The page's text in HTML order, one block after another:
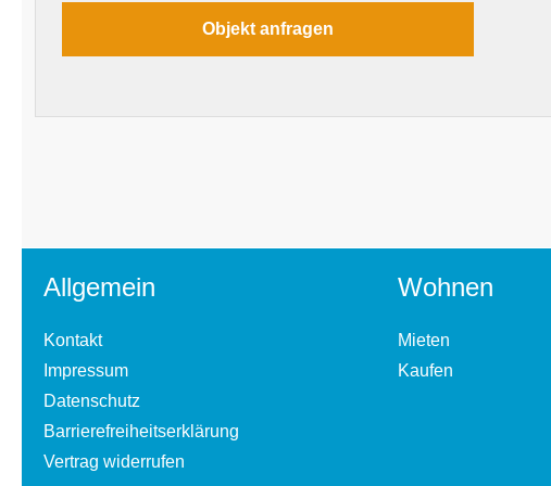
Allgemein
Kontakt
Impressum
Datenschutz
Barrierefreiheitserklärung
Vertrag widerrufen
Wohnen
Mieten
Kaufen